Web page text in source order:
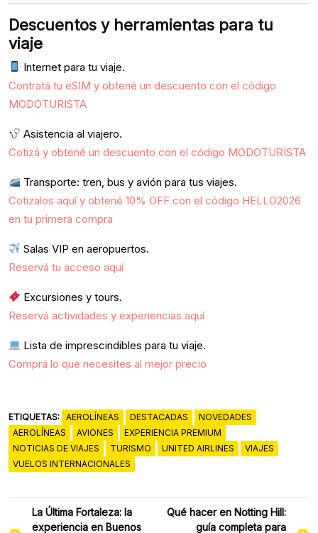
Descuentos y herramientas para tu
viaje
Internet para tu viaje.
Contratá tu eSIM y obtené un descuento con el código
MODOTURISTA
Asistencia al viajero.
Cotizá y obtené un descuento con el código MODOTURISTA
Transporte: tren, bus y avión para tus viajes.
Cotizalos aquí y obtené 10% OFF con el código HELLO2026
en tu primera compra
Salas VIP en aeropuertos.
Reservá tu acceso aquí
Excursiones y tours.
Reservá actividades y experiencias aquí
Lista de imprescindibles para tu viaje.
Comprá lo que necesites al mejor precio
ETIQUETAS: AEROLÍNEAS DESTACADAS
NOVEDADES
AEROLÍNEAS
AVIONES
EXPERIENCIA PREMIUM
NOTICIAS DE VIAJES
TURISMO UNITED AIRLINES
VIAJES
VUELOS INTERNACIONALES
Navegación
de
La Última Fortaleza: la
experiencia en Buenos
Qué hacer en Notting Hill:
guía completa para